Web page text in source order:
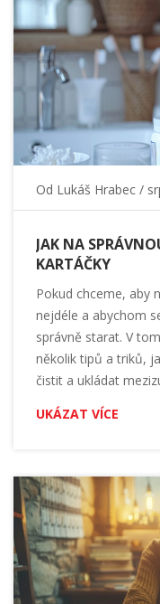
Od Lukáš Hrabec /
JAK NA
KARTÁČKY
Pokud chceme, aby
nejdéle a abychom
správně starat. V
několik tipů a triků,
čistit a ukládat
pravidelná výměna
přečtení tohoto
UKÁZAT VÍCE